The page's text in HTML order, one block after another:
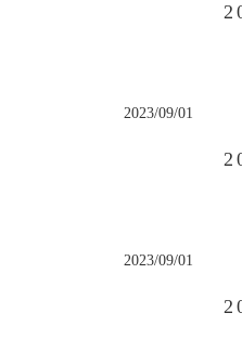
2023/09/01
2023/09/01